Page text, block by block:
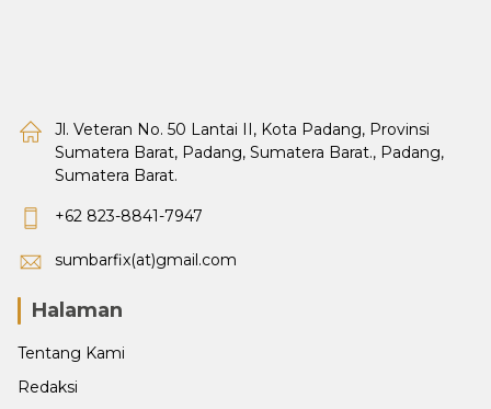
Jl. Veteran No. 50 Lantai II, Kota Padang, Provinsi
Sumatera Barat, Padang, Sumatera Barat., Padang,
Sumatera Barat.
+62 823-8841-7947
sumbarfix(at)gmail.com
Halaman
Tentang Kami
Redaksi